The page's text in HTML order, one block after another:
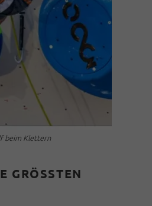
beim Klettern
E